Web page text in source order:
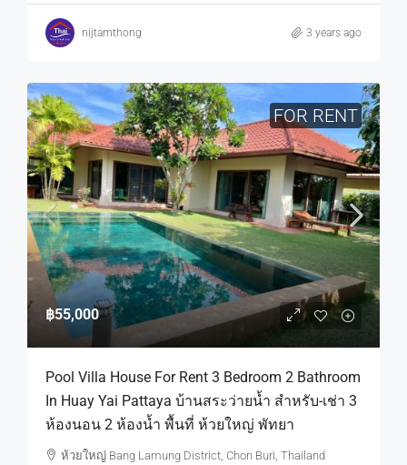
nijtamthong 3 years ago
FOR RENT
฿55,000
Pool Villa House For Rent 3 Bedroom 2 Bathroom
In Huay Yai Pattaya บ้านสระว่ายน้ำ สำหรับ-เช่า 3
ห้องนอน 2 ห้องน้ำ พื้นที่ ห้วยใหญ่ พัทยา
ห้วยใหญ่ Bang Lamung District, Chon Buri, Thailand